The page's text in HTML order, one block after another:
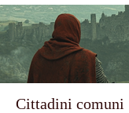
Cittadini comuni